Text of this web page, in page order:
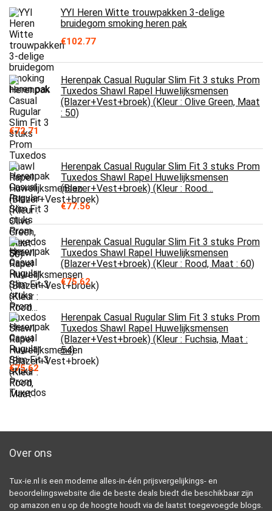
YYI Heren Witte trouwpakken 3-delige
bruidegom smoking heren pak
€102.77
Herenpak Casual Rugular Slim Fit 3 stuks Prom
Tuxedos Shawl Rapel Huwelijksmensen
(Blazer+Vest+broek) (Kleur : Olive Green, Maat
: 50)
€72.71
Herenpak Casual Rugular Slim Fit 3 stuks Prom
Tuxedos Shawl Rapel Huwelijksmensen
(Blazer+Vest+broek) (Kleur : Rood…
€77.56
Herenpak Casual Rugular Slim Fit 3 stuks Prom
Tuxedos Shawl Rapel Huwelijksmensen
(Blazer+Vest+broek) (Kleur : Rood, Maat : 60)
€75.62
Herenpak Casual Rugular Slim Fit 3 stuks Prom
Tuxedos Shawl Rapel Huwelijksmensen
(Blazer+Vest+broek) (Kleur : Fuchsia, Maat :
54)
€75.62
Over ons
Tux-ie.nl is een moderne alles-in-één prijsvergelijkings- en
beoordelingswebsite die de beste deals biedt die beschikbaar zijn
op amazon en u op de hoogte houdt via de laatst toegevoegde blogs.